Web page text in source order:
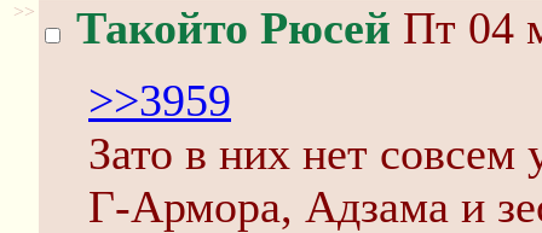
>> Такойто Рюсей Пт 04
>>3959
Зато в них нет
Г-Армора, Адзама и